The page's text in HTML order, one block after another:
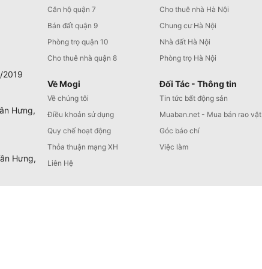
Căn hộ quận 7
Bán đất quận 9
Phòng trọ quận 10
Cho thuê nhà quận 8
Cho thuê nhà Hà Nội
Chung cư Hà Nội
Nhà đất Hà Nội
Phòng trọ Hà Nội
Về Mogi
Về chúng tôi
Điều khoản sử dụng
Quy chế hoạt động
Thỏa thuận mạng XH
Liên Hệ
Đối Tác - Thông tin
Tin tức bất động sản
Muaban.net - Mua bán rao vặt
Góc báo chí
Việc làm
2019
Hưng,
Hưng,